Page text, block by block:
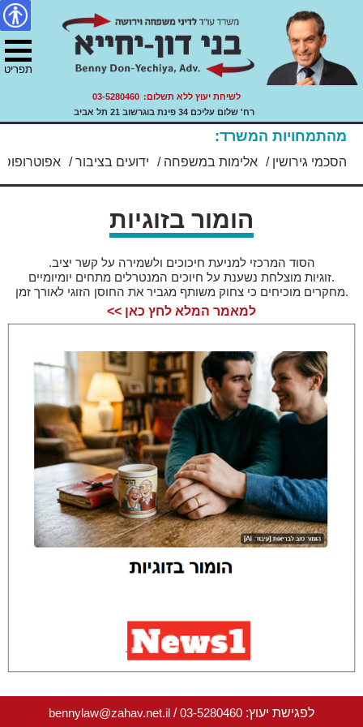
עו"ד בני דון יחייא
דיני משפחה, ירושה ועזבונות.
נגישות
content
לשיחת יעוץ ללא תשלום: 03-5280460
רח' שלום עליכם 34 פינת בוגרשוב 21 תל אביב
מהתמחויות המשרד:
הסכמי גירושין / אלימות במשפחה / ידועים בציבור/
הומור בזוגיות
הסוד המרכזי למניעת חיכוכים ולשמירה על קשר יציב.
.זוגיות מוצלחת נשענת על חיוכים המנטרלים מתחים יומיומיים
.מחקרים מוכיחים כי צחוק משותף מגביר את החוסן הזוגי לאורך זמן
למאמר המלא לחץ כאן >>
לפגישת יעוץ: 03-5280460
/
bennylaw@zahav.net.il
תפריט